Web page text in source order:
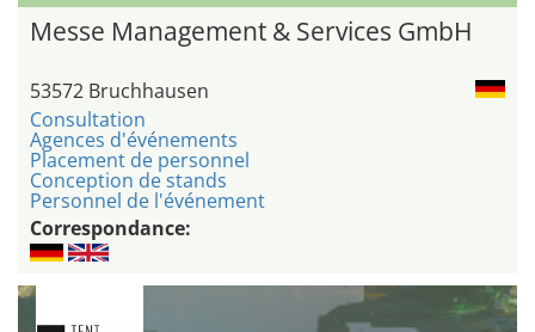
Messe Management & Services GmbH
53572 Bruchhausen
Consultation
Agences d'événements
Placement de personnel
Conception de stands
Personnel de l'événement
Correspondance: